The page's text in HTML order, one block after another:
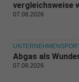
vergleichsweise
07.08.2026
Abgas als
07.08.2026